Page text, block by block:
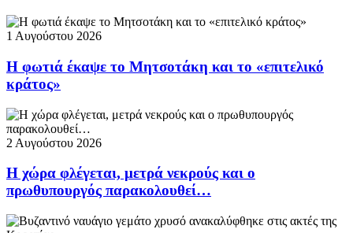
1 Αυγούστου 2026
Η φωτιά έκαψε το Μητσοτάκη και το «επιτελικό
κράτος»
2 Αυγούστου 2026
Η χώρα φλέγεται, μετρά νεκρούς και ο
πρωθυπουργός παρακολουθεί…